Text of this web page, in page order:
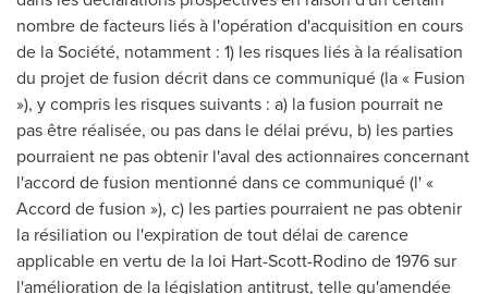
nombre de facteurs liés à l'opération d'acquisition en cours
de la Société, notamment : 1) les risques liés à la réalisation
du projet de fusion décrit dans ce communiqué (la « Fusion
»), y compris les risques suivants : a) la fusion pourrait ne
pas être réalisée, ou pas dans le délai prévu, b) les parties
pourraient ne pas obtenir l'aval des actionnaires concernant
l'accord de fusion mentionné dans ce communiqué (l' «
Accord de fusion »), c) les parties pourraient ne pas obtenir
la résiliation ou l'expiration de tout délai de carence
applicable en vertu de la loi Hart-Scott-Rodino de 1976 sur
l'amélioration de la législation antitrust, telle qu'amendée